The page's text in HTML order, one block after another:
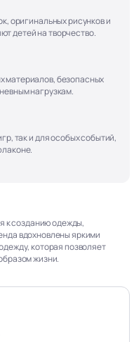
оригинальных рисунков и
детей на творчество.
материалов, безопасных
нагрузкам.
так и для особых событий,
к созданию одежды,
вдохновлены яркими
которая позволяет
жизни.